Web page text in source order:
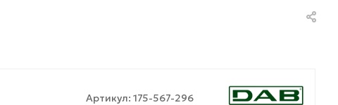
Артикул: 175-567-296